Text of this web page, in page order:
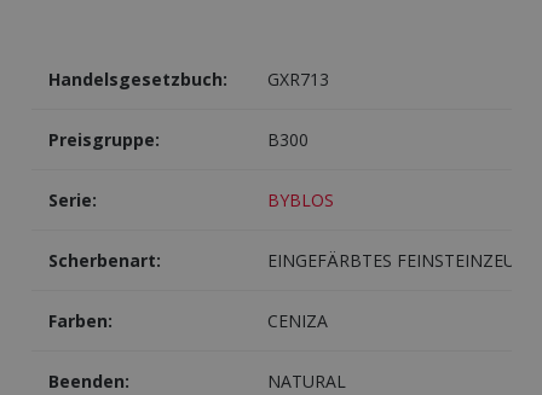
Handelsgesetzbuch: GXR713
Preisgruppe: B300
Serie: BYBLOS
Scherbenart: EINGEFÄRBTES FEINSTEINZEUG
Farben: CENIZA
Beenden: NATURAL